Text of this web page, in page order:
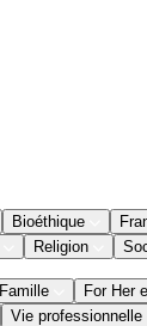
Bioéthique
Religion
Famille
For Her
Vie professionnelle